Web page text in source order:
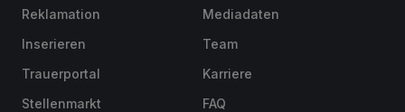
Reklamation
Inserieren
Trauerportal
Stellenmarkt
Mediadaten
Team
Karriere
FAQ